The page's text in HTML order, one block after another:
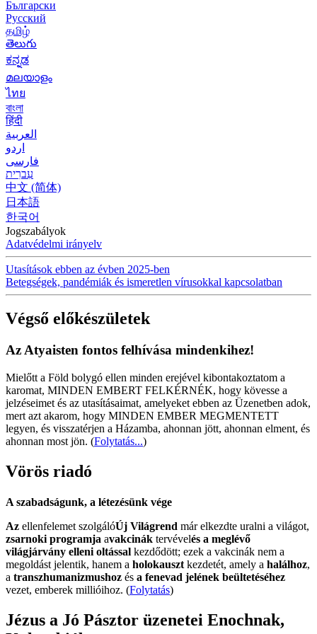
Български
Русский
தமிழ்
తెలుగు
ಕನ್ನಡ
മലയാളം
ไทย
বাংলা
हिंदी
العربية
اردو
فارسی
עִברִית
中文 (简体)
日本語
한국어
Jogszabályok
Adatvédelmi irányelv
Utasítások ebben az évben 2025-ben
Betegségek, pandémiák és ismeretlen vírusokkal kapcsolatban
Végső előkészületek
Az Atyaisten fontos felhívása mindenkihez!
Mielőtt a Föld bolygó ellen minden erejével kibontakoztatom a
karomat, MINDEN EMBERT FELKÉRNÉK, hogy kövesse a
jelzéseimet és az utasításaimat, amelyeket ebben az Üzenetben adok,
mert azt akarom, hogy MINDEN EMBER MEGMENTETT
legyen, és visszatérjen a Házamba, ahonnan jött, ahonnan elment, és
ahonnan most jön. (Folytatás...)
Vörös riadó
A szabadságunk, a létezésünk vége
Az ellenfelemet szolgálóÚj Világrend már elkezdte uralni a világot,
zsarnoki programja avakcinák tervévelés a meglévő
világjárvány elleni oltással kezdődött; ezek a vakcinák nem a
megoldást jelentik, hanem a holokauszt kezdetét, amely a halálhoz,
a transzhumanizmushoz és a fenevad jelének beültetéséhez
vezet, emberek millióihoz. (Folytatás)
Jézus a Jó Pásztor üzenetei Enochnak,